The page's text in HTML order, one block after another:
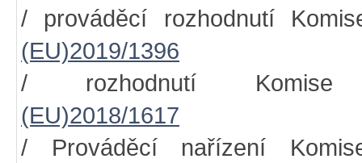
/ prováděcí rozhodnutí
(EU)2019/1396
/ rozhodnutí
(EU)2018/1617
/ Prováděcí nařízení